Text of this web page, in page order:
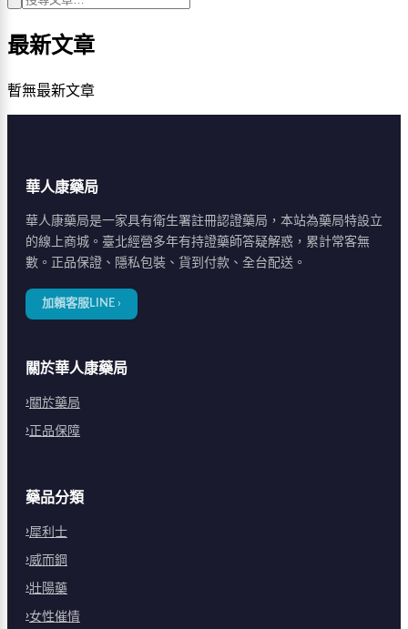
最新文章
暫無最新文章
華人康藥局
華人康藥局是一家具有衛生署註冊認證藥局，本站為藥局特設立
的線上商城。臺北經營多年有持證藥師答疑解惑，累計常客無
數。正品保證、隱私包裝、貨到付款、全台配送。
加賴客服LINE ›
關於華人康藥局
關於藥局
正品保障
藥品分類
犀利士
威而鋼
壯陽藥
女性催情